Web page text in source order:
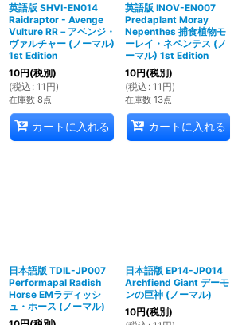
英語版 SHVI-EN014
Raidraptor - Avenge
Vulture RR－アベンジ・
ヴァルチャー (ノーマル)
1st Edition
10円(税別)
(税込 : 11 円)
在庫数 8点
カートに入れる
英語版 INOV-EN007
Predaplant Moray
Nepenthes 捕食植物モ
ーレイ・ネペンテス (ノ
ーマル) 1st Edition
10円(税別)
(税込 : 11 円)
在庫数 13点
カートに入れる
日本語版 TDIL-JP007
Performapal Radish
Horse EMラディッシ
ュ・ホース (ノーマル)
日本語版 EP14-JP014
Archfiend Giant デーモ
ンの巨神 (ノーマル)
10円(税別)